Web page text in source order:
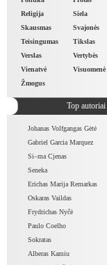
Religija
Siela
Skausmas
Svajonės
Teisingumas
Tikslas
Verslas
Vertybės
Vienatvė
Visuomenė
Žmogus
Top autoriai
Johanas Volfgangas Gėtė
Gabriel Garcia Marquez
Si–ma Cjenas
Seneka
Erichas Marija Remarkas
Oskaras Vaildas
Frydrichas Nyčė
Paulo Coelho
Sokratas
Alberas Kamiu